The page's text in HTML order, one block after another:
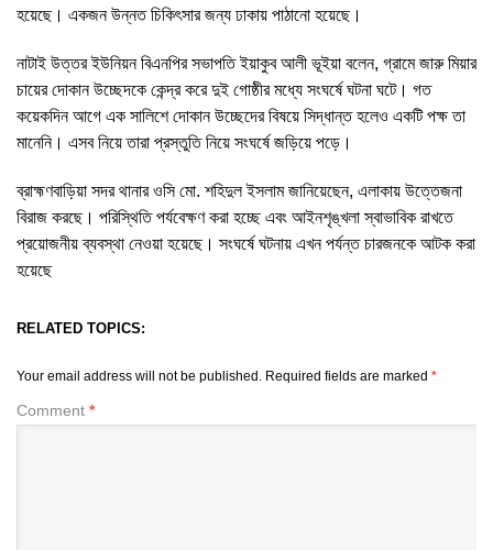
হয়েছে। একজন উন্নত চিকিৎসার জন্য ঢাকায় পাঠানো হয়েছে।
নাটাই উত্তর ইউনিয়ন বিএনপির সভাপতি ইয়াকুব আলী ভূইয়া বলেন, গ্রামে জারু মিয়ার
চায়ের দোকান উচ্ছেদকে কেন্দ্র করে দুই গোষ্ঠীর মধ্যে সংঘর্ষে ঘটনা ঘটে। গত
কয়েকদিন আগে এক সালিশে দোকান উচ্ছেদের বিষয়ে সিদ্ধান্ত হলেও একটি পক্ষ তা
মানেনি। এসব নিয়ে তারা প্রস্তুতি নিয়ে সংঘর্ষে জড়িয়ে পড়ে।
ব্রাহ্মণবাড়িয়া সদর থানার ওসি মো. শহিদুল ইসলাম জানিয়েছেন, এলাকায় উত্তেজনা
বিরাজ করছে। পরিস্থিতি পর্যবেক্ষণ করা হচ্ছে এবং আইনশৃঙ্খলা স্বাভাবিক রাখতে
প্রয়োজনীয় ব্যবস্থা নেওয়া হয়েছে। সংঘর্ষে ঘটনায় এখন পর্যন্ত চারজনকে আটক করা
হয়েছে
RELATED TOPICS:
Your email address will not be published. Required fields are marked *
Comment *